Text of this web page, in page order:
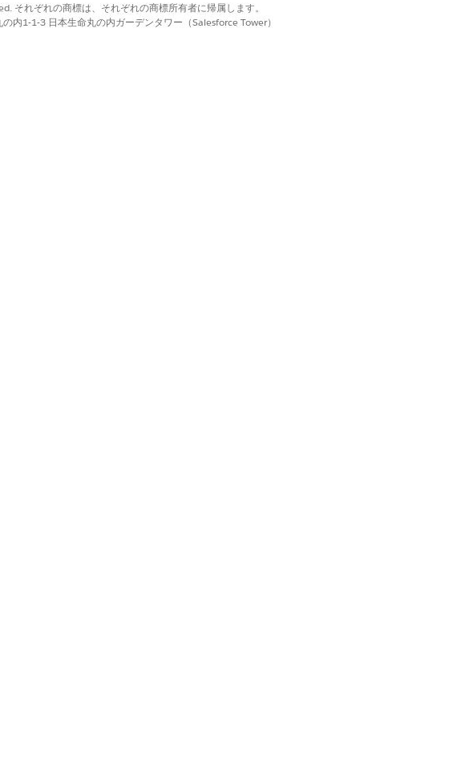
それぞれの商標は、それぞれの商標所有者に帰属します。
内1-1-3 日本生命丸の内ガーデンタワー（Salesforce Tower）